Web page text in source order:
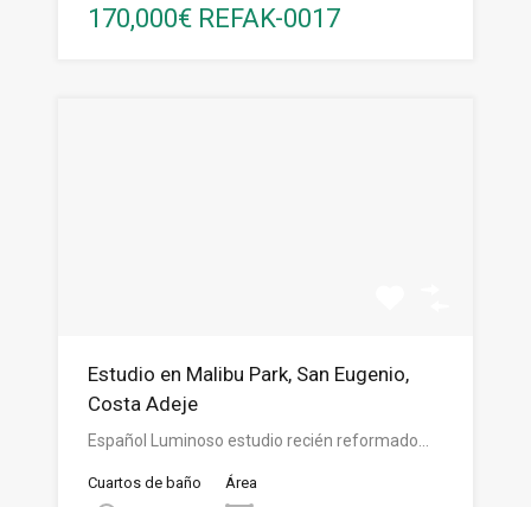
170,000€ REFAK-0017
Estudio en Malibu Park, San Eugenio,
Costa Adeje
Español Luminoso estudio recién reformado…
Cuartos de baño Área